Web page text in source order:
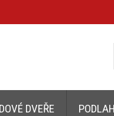
DVEŘE